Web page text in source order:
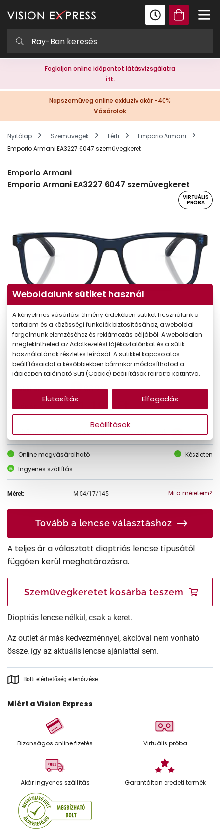
Foglaljon online időpontot látásvizsgálatra
itt.
Napszemüveg online exkluzív akár -40%
Vásárolok
Nyitólap Szemüvegek Férfi
Emporio Armani
Emporio Armani EA3227 6047 szemüvegkeret
Emporio Armani
Emporio Armani EA3227 6047 szemüvegkeret
VIRTUÁLIS
PRÓBA
-20%
Korábbi ár: 63.990 Ft
51.192 Ft
A feltűntetett ár a szemüvegkeretre vonatkozik.
Online megvásárolható
Készleten
Ingyenes szállítás
Méret: M 54/17/145 Mi a méretem?
Tovább a lencse választáshoz
A teljes ár a választott dioptriás lencse típusától
függően kerül meghatározásra.
Szemüvegkeretet kosárba teszem
Dioptriás lencse nélkül, csak a keret.
Az outlet ár más kedvezménnyel, akcióval nem vonható
össze, így az aktuális lencse ajánlattal sem.
Bolti elérhetőség ellenőrzése
Miért a Vision Express
Bizonságos online fizetés Virtuális próba
Akár ingyenes szállítás Garantáltan eredeti termék
Weboldalunk sütiket használ
A kényelmes vásárlási élmény érdekében sütiket használunk a
tartalom és a közösségi funkciók biztosításához, a weboldal
forgalmunk elemzéséhez és reklámozás céljából. A weboldalon
megtekintheted az Adatkezelési tájékoztatónkat és a sütik
használatának részletes leírását. A sütikkel kapcsolatos
beállításaidat a későbbiekben bármikor módosíthatod a
láblécben található Süti (Cookie) beállítások feliratra kattintva.
Beállítások
Elutasítás Elfogadás